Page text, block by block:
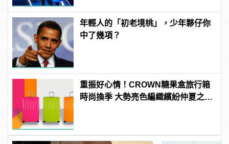
年輕人的「初老境桃」，少年夥仔你
中了幾項？
重振好心情！CROWN糖果盒旅行箱
時尚換季 大勢亮色編織繽紛仲夏之